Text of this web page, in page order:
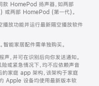
HomePod 扬声器，如两部
或两部 HomePod (第一代)。
放功能并运行最新隔空播放软件
能家居配件需单独购买。
，并可在识别后向你发送通知。
或紧急情况下，均不应依赖声音
的家庭 app 架构，该架构于家庭
Apple 设备均使用最新版本软